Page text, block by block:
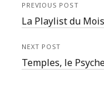
PREVIOUS POST
La Playlist du
NEXT POST
Temples, le